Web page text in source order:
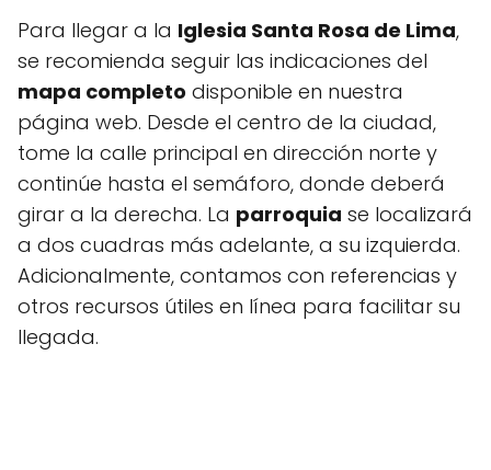
Para llegar a la Iglesia Santa Rosa de Lima,
se recomienda seguir las indicaciones del
mapa completo disponible en nuestra
página web. Desde el centro de la ciudad,
tome la calle principal en dirección norte y
continúe hasta el semáforo, donde deberá
girar a la derecha. La parroquia se localizará
a dos cuadras más adelante, a su izquierda.
Adicionalmente, contamos con referencias y
otros recursos útiles en línea para facilitar su
llegada.